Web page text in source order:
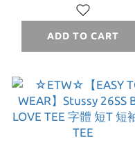
CANVAS CAMP
CAP 五分割 帆布
帽
ADD TO CART